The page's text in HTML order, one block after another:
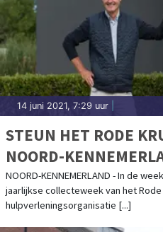
14 juni 2021, 7:29 uur
STEUN HET RODE
NOORD-
NOORD-KENNEMERLAND - In de
jaarlijkse collecteweek van het
hulpverleningsorganisatie [...]